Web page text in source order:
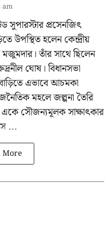
am
সুপারস্টার প্রসেনজিৎ
উপস্থিত হলেন কেন্দ্রীয়
মজুমদার। তাঁর সাথে ছিলেন
ঘোষ। বিধানসভা
এভাবে আচমকা
মহলে জল্পনা তৈরি
সৌজন্যমূলক সাক্ষাৎকার
...
More